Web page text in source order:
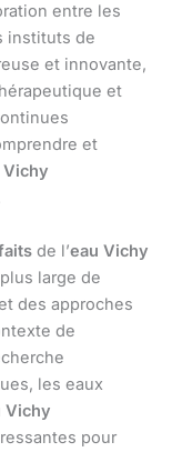
entre les
instituts de
et innovante,
et
et
Vichy
de l’eau Vichy
large de
des approches
de
les eaux
Vichy
pour